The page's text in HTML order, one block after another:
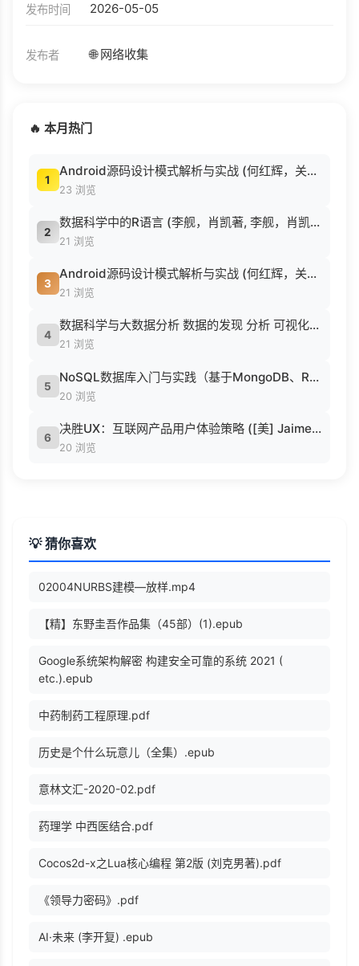
发布时间 2026-05-05
发布者 🌐 网络收集
🔥 本月热门
1
Android源码设计模式解析与实战 (何红辉，关爱民著, 何红辉, 关爱民著, 何红辉, 关爱民).pdf
23 浏览
2
数据科学中的R语言 (李舰，肖凯著, 李舰，肖凯著；吴喜之审校, Pdg2Pic).pdf
21 浏览
3
Android源码设计模式解析与实战 (何红辉，关爱民著, 何红辉, 关爱民著, 何红辉, 关爱民).pdf
21 浏览
4
数据科学与大数据分析 数据的发现 分析 可视化与表示 ( etc.).epub
21 浏览
5
NoSQL数据库入门与实践（基于MongoDB、Redis） (刘瑜 刘胜松).pdf
20 浏览
6
决胜UX：互联网产品用户体验策略 ([美] Jaime Levy [[美] Jaime Levy]).epub
20 浏览
💡 猜你喜欢
02004NURBS建模—放样.mp4
【精】东野圭吾作品集（45部）(1).epub
Google系统架构解密 构建安全可靠的系统 2021 (
etc.).epub
中药制药工程原理.pdf
历史是个什么玩意儿（全集）.epub
意林文汇-2020-02.pdf
药理学 中西医结合.pdf
Cocos2d-x之Lua核心编程 第2版 (刘克男著).pdf
《领导力密码》.pdf
AI·未来 (李开复) .epub